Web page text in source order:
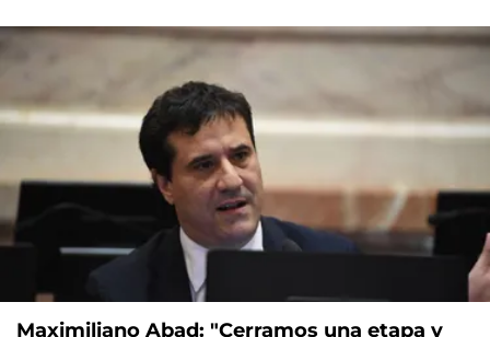
Maximiliano Abad: "Cerramos una etapa y